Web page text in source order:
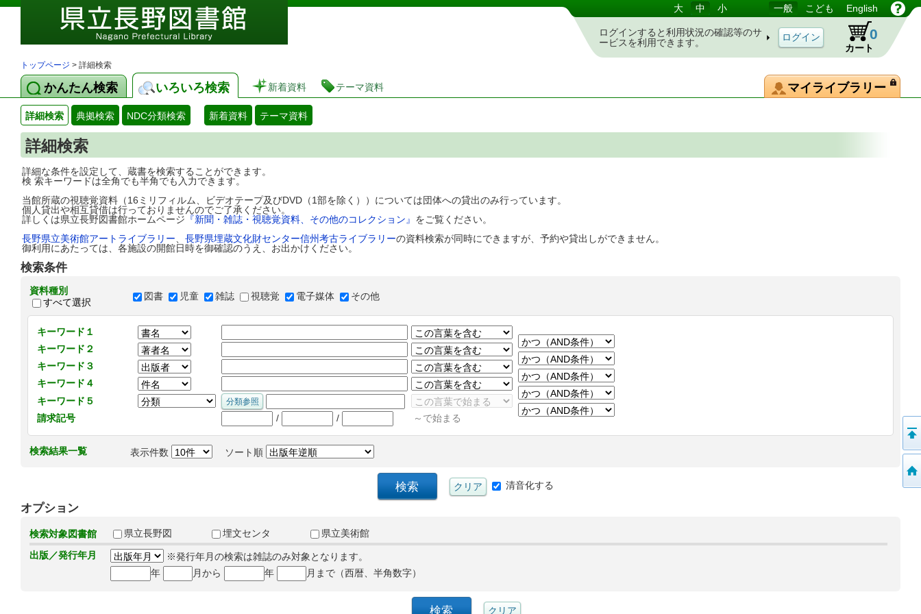
図書館 蔵書検索・予約システム 大 中 小 一般 こども English
ログインすると利用状況の確認等のサ
ービスを利用できます。
カート
0
トップページ > 詳細検索
かんたん検索 いろいろ検索 新着資料 テーマ資料 マイライブラリー
詳細検索 典拠検索 NDC分類検索 新着資料 テーマ資料
詳細検索
詳細な条件を設定して、蔵書を検索することができます。
検 索キーワードは全角でも半角でも入力できます。
当館所蔵の視聴覚資料（16ミリフィルム、ビデオテープ及びDVD（1部を除く））については団体への貸出のみ行っています。
個人貸出や相互貸借は行っておりませんのでご了承ください。
詳しくは県立長野図書館ホームページ 『新聞・雑誌・視聴覚資料、その他のコレクション』 をご覧ください。
長野県立美術館アートライブラリー
長野県埋蔵文化財センター信州考古ライブラリーの資料検索が同時にできますが、予約や貸出しができません。
御利用にあたっては、各施設の開館日時を御確認のうえ、お出かけください。
検索条件
資料種別
すべて選択
図書 児童 雑誌 視聴覚 電子媒体 その他
キーワード１
キーワード２
キーワード３
キーワード４
キーワード５
請求記号
/ / ～で始まる
検索結果一覧 表示件数 ソート順
清音化する
オプション
検索対象図書館 県立長野図 埋文センタ
県立美術館
出版／発行年月
※発行年月の検索は雑誌のみ対象となります。
年
月から 年 月まで（西暦、半角数字）